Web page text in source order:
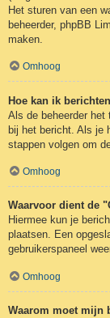
Het sturen van een
beheerder, phpBB
maken.
Omhoog
Hoe kan ik
Als de beheerder het
bij het bericht. Als je
stappen volgen om
Omhoog
Waarvoor dient de
Hiermee kun je
plaatsen. Een
gebruikerspaneel
Omhoog
Waarom moet mijn